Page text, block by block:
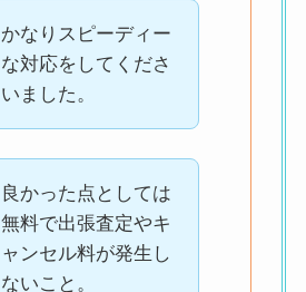
かなりスピーディー
な対応をしてくださ
いました。
良かった点としては
無料で出張査定やキ
ャンセル料が発生し
ないこと。